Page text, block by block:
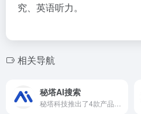
究、英语听力。
相关导航
秘塔AI搜索